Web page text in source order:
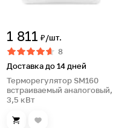
1 811 ₽/шт.
8
Доставка до 14 дней
Терморегулятор SM160
встраиваемый аналоговый,
3,5 кВт